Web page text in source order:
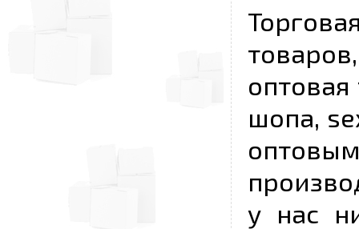
шопа,
у нас